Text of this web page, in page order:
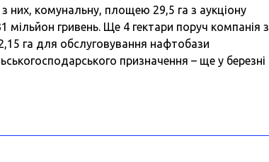
них, комунальну, площею 29,5 га з аукціону
мільйон гривень. Ще 4 гектари поруч компанія з
га для обслуговування нафтобази
призначення – ще у березні